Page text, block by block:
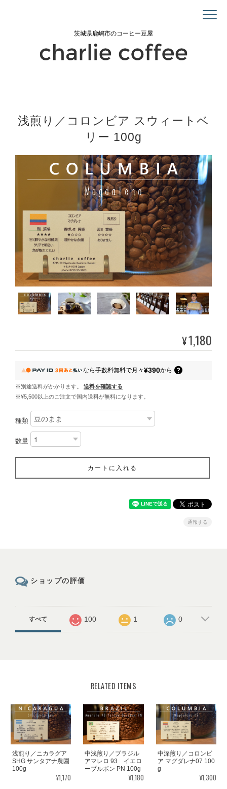
茨城県鹿嶋市のコーヒー豆屋
浅煎り／コロンビア スウィートベ
リー 100g
¥1,180
なら手数料無料で月々¥390から
※別途送料がかかります。
送料を確認する
※¥5,500以上のご注文で国内送料が無料になります。
種類
数量
カートに入れる
通報する
ショップの評価
すべて 100 1 0
RELATED ITEMS
浅煎り／ニカラグア
SHG サンタアナ農園
100g
¥1,170
中浅煎り／ブラジル
アマレロ 93 イエロ
ーブルボン PN 100g
¥1,180
中深煎り／コロンビ
ア マグダレナ07 100
g
¥1,300